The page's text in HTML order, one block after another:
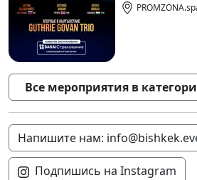
Все мероприятия в
Напишите нам:
Подпишись на Instagram